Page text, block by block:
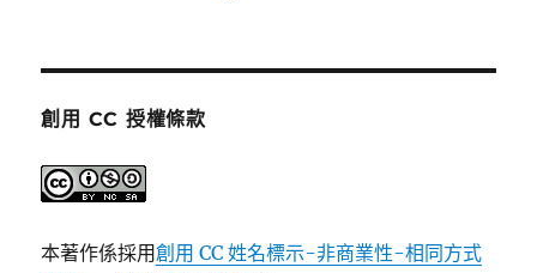
創用 CC 授權條款
本著作係採用創用 CC 姓名標示-非商業性-相同方式